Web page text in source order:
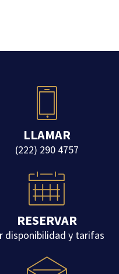
LLAMAR
(222) 290 4757
RESERVAR
disponibilidad y tarifas